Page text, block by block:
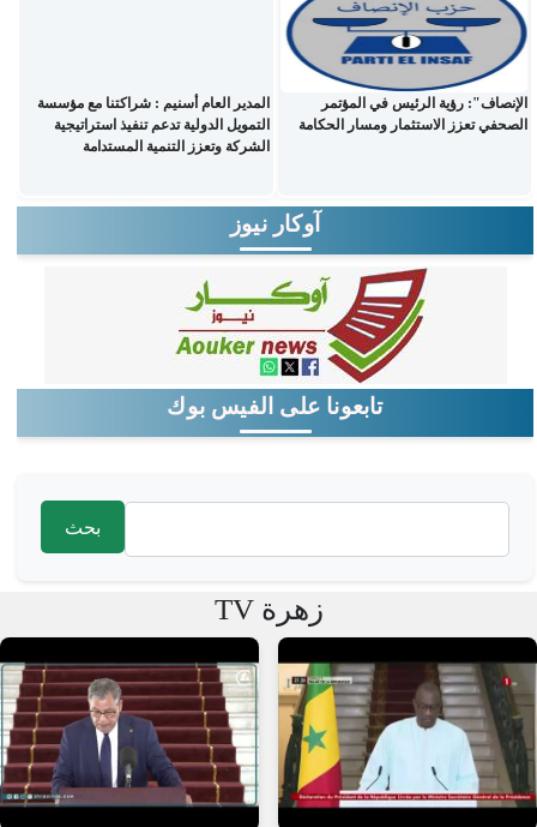
الإنصاف": رؤية الرئيس في المؤتمر
الصحفي تعزز الاستثمار ومسار الحكامة
المدير العام أسنيم : شراكتنا مع مؤسسة
التمويل الدولية تدعم تنفيذ استراتيجية
الشركة وتعزز التنمية المستدامة
آوكار نيوز
تابعونا على الفيس بوك
‏بحث ‏
زهرة TV